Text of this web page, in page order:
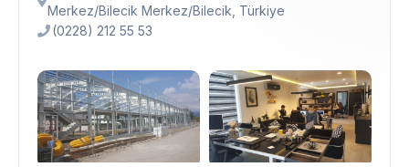
Merkez/Bilecik Merkez/Bilecik, Türkiye
(0228) 212 55 53